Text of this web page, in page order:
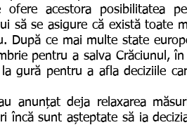
acestora posibilitatea
să se asigure că există toate
După ce mai multe state
pentru a salva Crăciunul, în
gură pentru a afla deciziile
încă sunt așteptate să ia